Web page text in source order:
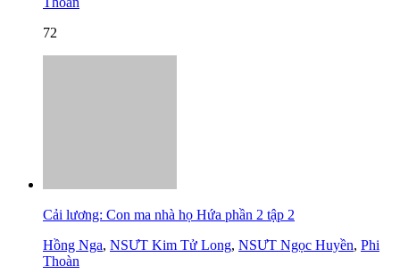
72
Cải lương: Con ma nhà họ Hứa phần 2 tập 2
Hồng Nga, NSƯT Kim Tử Long, NSƯT Ngọc Huyền, Phi
Thoàn